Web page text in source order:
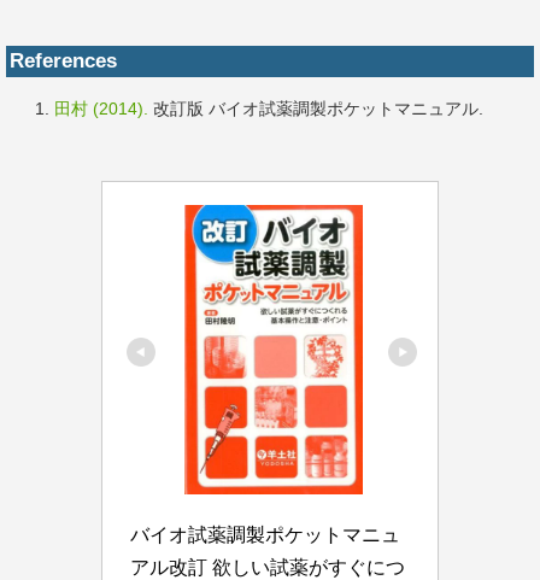
References
田村 (2014). 改訂版 バイオ試薬調製ポケットマニュアル.
バイオ試薬調製ポケットマニュ
アル改訂 欲しい試薬がすぐにつ